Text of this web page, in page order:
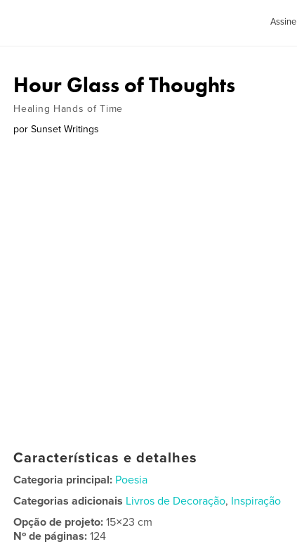
Assine
Hour Glass of Thoughts
Healing Hands of Time
por Sunset Writings
Características e detalhes
Categoria principal: Poesia
Categorias adicionais Livros de Decoração, Inspiração
Opção de projeto:15×23 cm
Nº de páginas:124